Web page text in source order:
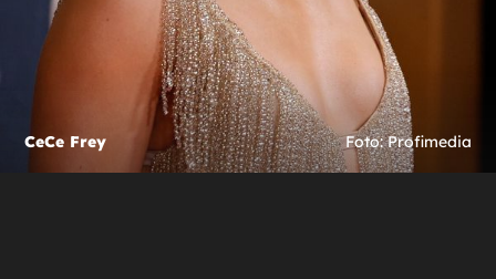
CeCe Frey Foto: Profimedia